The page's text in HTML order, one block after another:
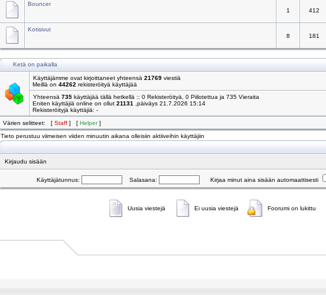
Bouncer
1
412
Kotisivut
8
181
Ketä on paikalla
Käyttäjämme ovat kirjoittaneet yhteensä 21769 viestiä
Meillä on 44262 rekisteröityä käyttäjää
Yhteensä 735 käyttäjää tällä hetkellä :: 0 Rekisteröityä, 0 Piilotettua ja 735 Vieraita
Eniten käyttäjiä online on ollut 21131
,päiväys 21.7.2026 15:14
Rekisteröityjä käyttäjiä: -
Värien selitteet: [ Staff ] [ Helper]
Tieto perustuu viimeisen viiden minuutin aikana olleisiin aktiiveihin käyttäjiin
Kirjaudu sisään
Käyttäjätunnus: Salasana: Kirjaa minut aina sisään automaattisesti
Uusia viestejä Ei uusia viestejä Foorumi on lukittu